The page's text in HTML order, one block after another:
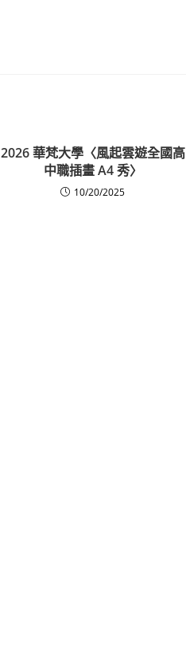
2026 華梵大學〈風起雲遊全國高
中職插畫 A4 秀〉
10/20/2025